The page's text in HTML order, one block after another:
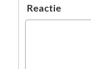
Reactie